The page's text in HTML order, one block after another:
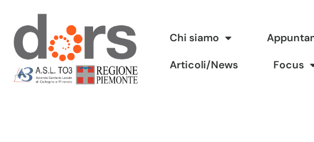
Vai
al
contenuto
Chi siamo
Articoli/News Focus